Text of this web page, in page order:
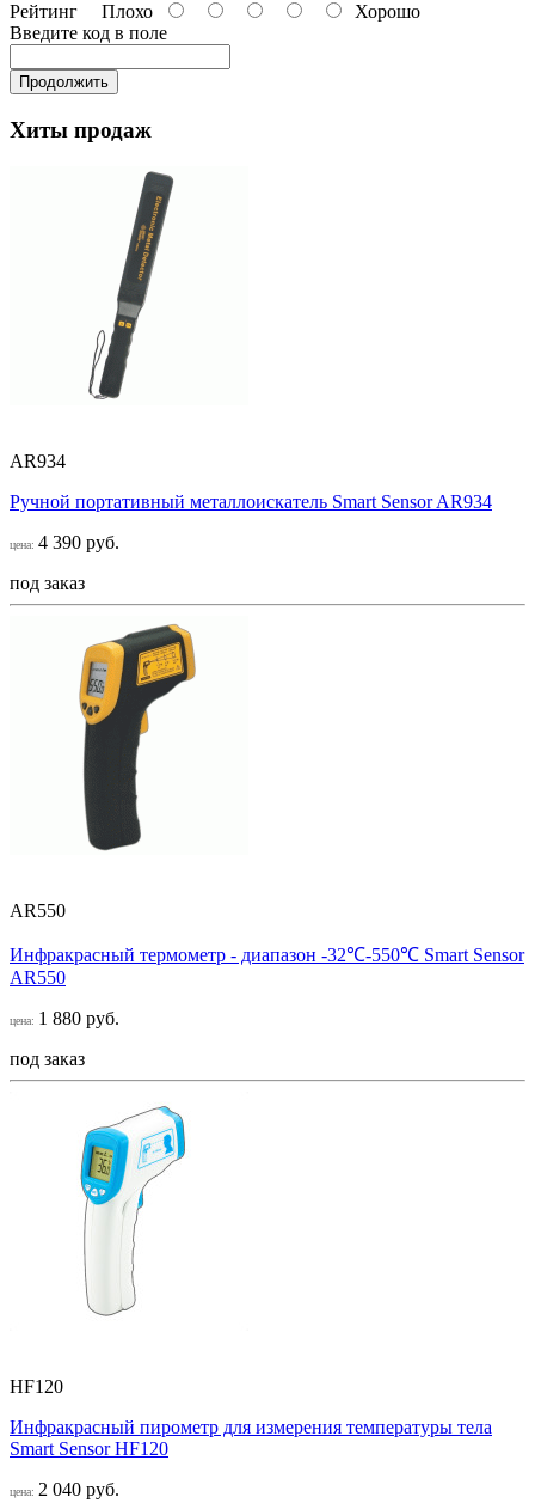
Рейтинг Плохо
Хорошо
Введите код в поле
Продолжить
Хиты продаж
AR934
Ручной портативный металлоискатель Smart Sensor AR934
цена: 4 390 руб.
под заказ
AR550
Инфракрасный термометр - диапазон -32℃-550℃ Smart Sensor
AR550
цена: 1 880 руб.
под заказ
HF120
Инфракрасный пирометр для измерения температуры тела
Smart Sensor НF120
цена: 2 040 руб.